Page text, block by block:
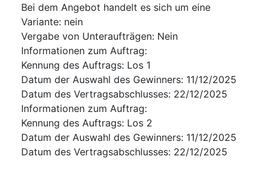
Bei dem Angebot handelt es sich um eine
Variante: nein
Vergabe von Unteraufträgen: Nein
Informationen zum Auftrag:
Kennung des Auftrags: Los 1
Datum der Auswahl des Gewinners: 11/12/2025
Datum des Vertragsabschlusses: 22/12/2025
Informationen zum Auftrag:
Kennung des Auftrags: Los 2
Datum der Auswahl des Gewinners: 11/12/2025
Datum des Vertragsabschlusses: 22/12/2025